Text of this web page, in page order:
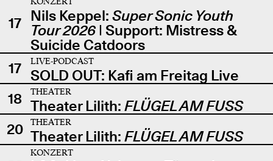
17 Nils Keppel: Super Sonic Youth
Tour 2026| Support: Mistress &
Suicide Catdoors
17
LIVE-PODCAST
SOLD OUT: Kafi am Freitag Live
18
THEATER
Theater Lilith: FLÜGEL AM FUSS
20
THEATER
Theater Lilith: FLÜGEL AM FUSS
KONZERT